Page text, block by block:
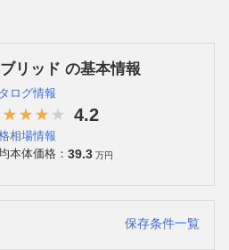
リッド の基本情報
ログ情報
4.2
相場情報
本体価格： 39.3 万円
保存条件一覧